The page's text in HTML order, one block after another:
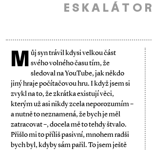
ESKALÁTOR
M
ůj syn trávil kdysi velkou část
svého volného času tím, že
sledoval na YouTube, jak někdo
jiný hraje počítačovou hru. I když jsem si
zvykl na to, že zkrátka existují věci,
kterým už asi nikdy zcela neporozumím –
a nutně to neznamená, že bych je měl
zatracovat –, docela mě to tehdy štvalo.
Přišlo mi to příliš pasivní, mnohem radši
bych byl, kdyby sám pařil. To jsem ještě